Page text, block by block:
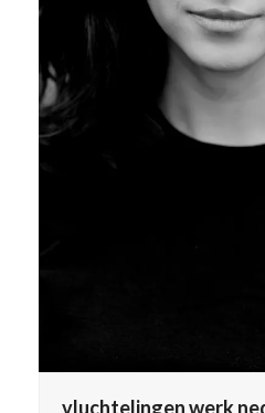
vluchtelingen werk